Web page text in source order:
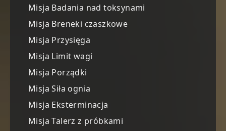
Misja Badania nad toksynami
Misja Breneki czaszkowe
Misja Przysięga
Misja Limit wagi
Misja Porządki
Misja Siła ognia
Misja Eksterminacja
Misja Talerz z próbkami